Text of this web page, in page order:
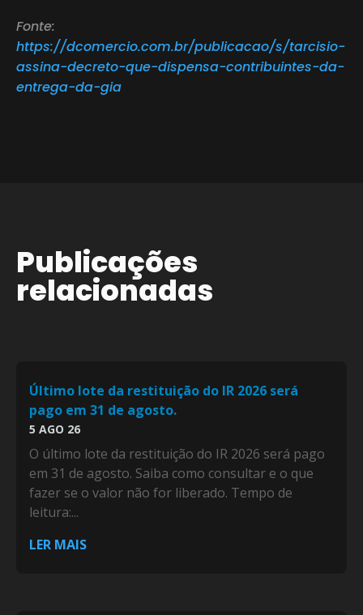
Fonte:
https://dcomercio.com.br/publicacao/s/tarcisio-
assina-decreto-que-dispensa-contribuintes-da-
entrega-da-gia
Publicações
relacionadas
Último lote da restituição do IR 2026 será
pago em 31 de agosto.
5 AGO 26
O último lote da restituição do IR 2026 será pago
em 31 de agosto. Saiba como consultar e o que
fazer se o valor não for liberado. Tempo de
leitura:...
LER MAIS